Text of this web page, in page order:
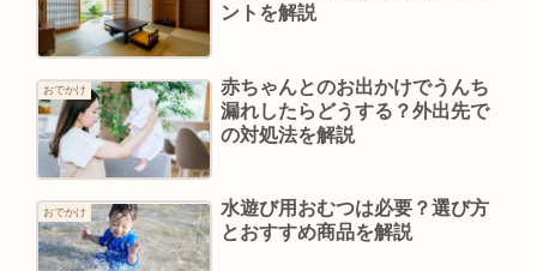
ントを解説
おでかけ
赤ちゃんとのお出かけでうんち
漏れしたらどうする？外出先で
の対処法を解説
おでかけ
水遊び用おむつは必要？選び方
とおすすめ商品を解説